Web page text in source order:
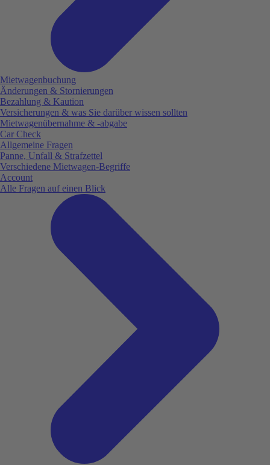
Mietwagenbuchung
Änderungen & Stornierungen
Bezahlung & Kaution
Versicherungen & was Sie darüber wissen sollten
Mietwagenübernahme & -abgabe
Car Check
Allgemeine Fragen
Panne, Unfall & Strafzettel
Verschiedene Mietwagen-Begriffe
Account
Alle Fragen auf einen Blick